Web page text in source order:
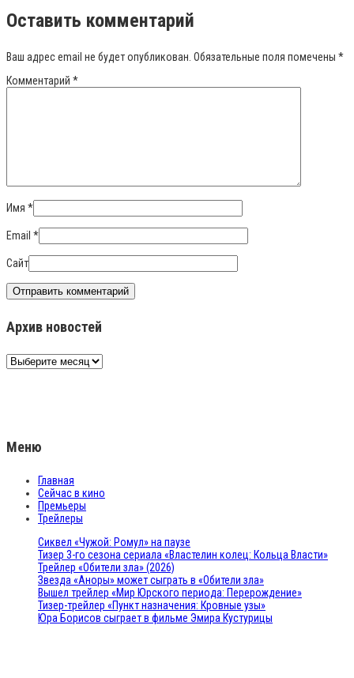
Оставить комментарий
Ваш адрес email не будет опубликован. Обязательные поля помечены *
Комментарий *
Имя *
Email *
Сайт
Архив новостей
Архив
новостей
Меню
Главная
Сейчас в кино
Премьеры
Трейлеры
Сиквел «Чужой: Ромул» на паузе
Тизер 3-го сезона сериала «Властелин колец: Кольца Власти»
Трейлер «Обители зла» (2026)
Звезда «Аноры» может сыграть в «Обители зла»
Вышел трейлер «Мир Юрского периода: Перерождение»
Тизер-трейлер «Пункт назначения: Кровные узы»
Юра Борисов сыграет в фильме Эмира Кустурицы